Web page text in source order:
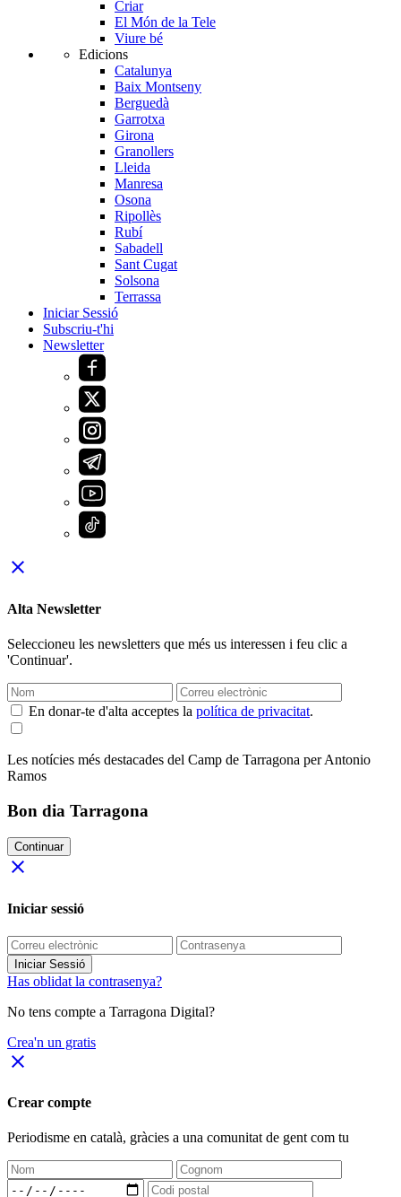
Criar
El Món de la Tele
Viure bé
Edicions
Catalunya
Baix Montseny
Berguedà
Garrotxa
Girona
Granollers
Lleida
Manresa
Osona
Ripollès
Rubí
Sabadell
Sant Cugat
Solsona
Terrassa
Iniciar Sessió
Subscriu-t'hi
Newsletter
close
Alta Newsletter
Seleccioneu les newsletters que més us interessen i feu clic a
'Continuar'.
En donar-te d'alta acceptes la política de privacitat.
Les notícies més destacades del Camp de Tarragona per Antonio
Ramos
Bon dia Tarragona
Continuar
close
Iniciar sessió
Iniciar Sessió
Has oblidat la contrasenya?
No tens compte a Tarragona Digital?
Crea'n un gratis
close
Crear compte
Periodisme en català, gràcies a una comunitat de gent com tu